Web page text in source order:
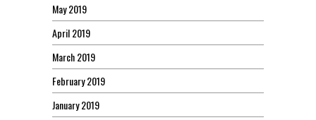
May 2019
April 2019
March 2019
February 2019
January 2019